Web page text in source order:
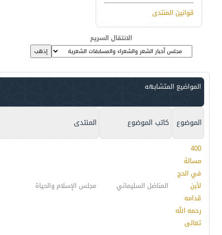
قوانين المنتدى
الانتقال السريع
المواضيع المتشابهه
الموضوع كاتب الموضوع المنتدى
400
مسالة
في الحج
لأبن
قدامه
رحمه الله
تعالى
المناضل السليماني مجلس الإسلام والحياة